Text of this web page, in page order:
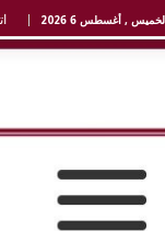
الخميس , أغسطس 6 2026